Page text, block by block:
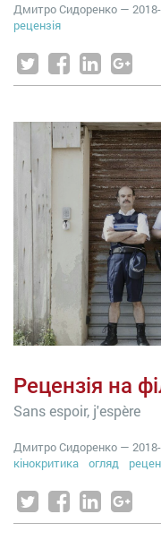
Дмитро Сидоренко —
рецензія
Рецензія на
Sans espoir, j'espère
Дмитро Сидоренко —
кінокритика
огляд